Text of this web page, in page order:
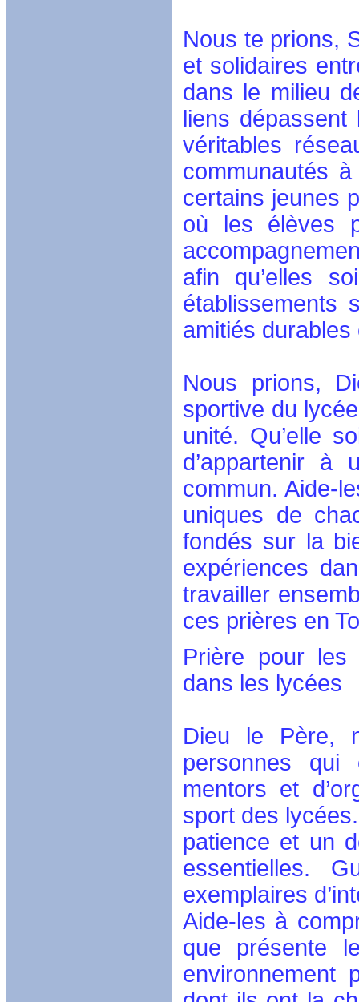
Nous te prions,
et solidaires
dans le milieu
liens
véritables
communautés
certains jeunes
où les élèves
afin qu’elles
établissements
amitiés
Nous prions,
sportive du
unité. Qu’elle
d’appartenir
commun. Aide-
uniques de
fondés sur la
expériences
travailler
ces prières en
Prière pour les
dans les lycées
Dieu le Père,
personnes qui
mentors et
sport des
patience et un
essentielles.
exemplaires
Aide-les à
que présente
environnement